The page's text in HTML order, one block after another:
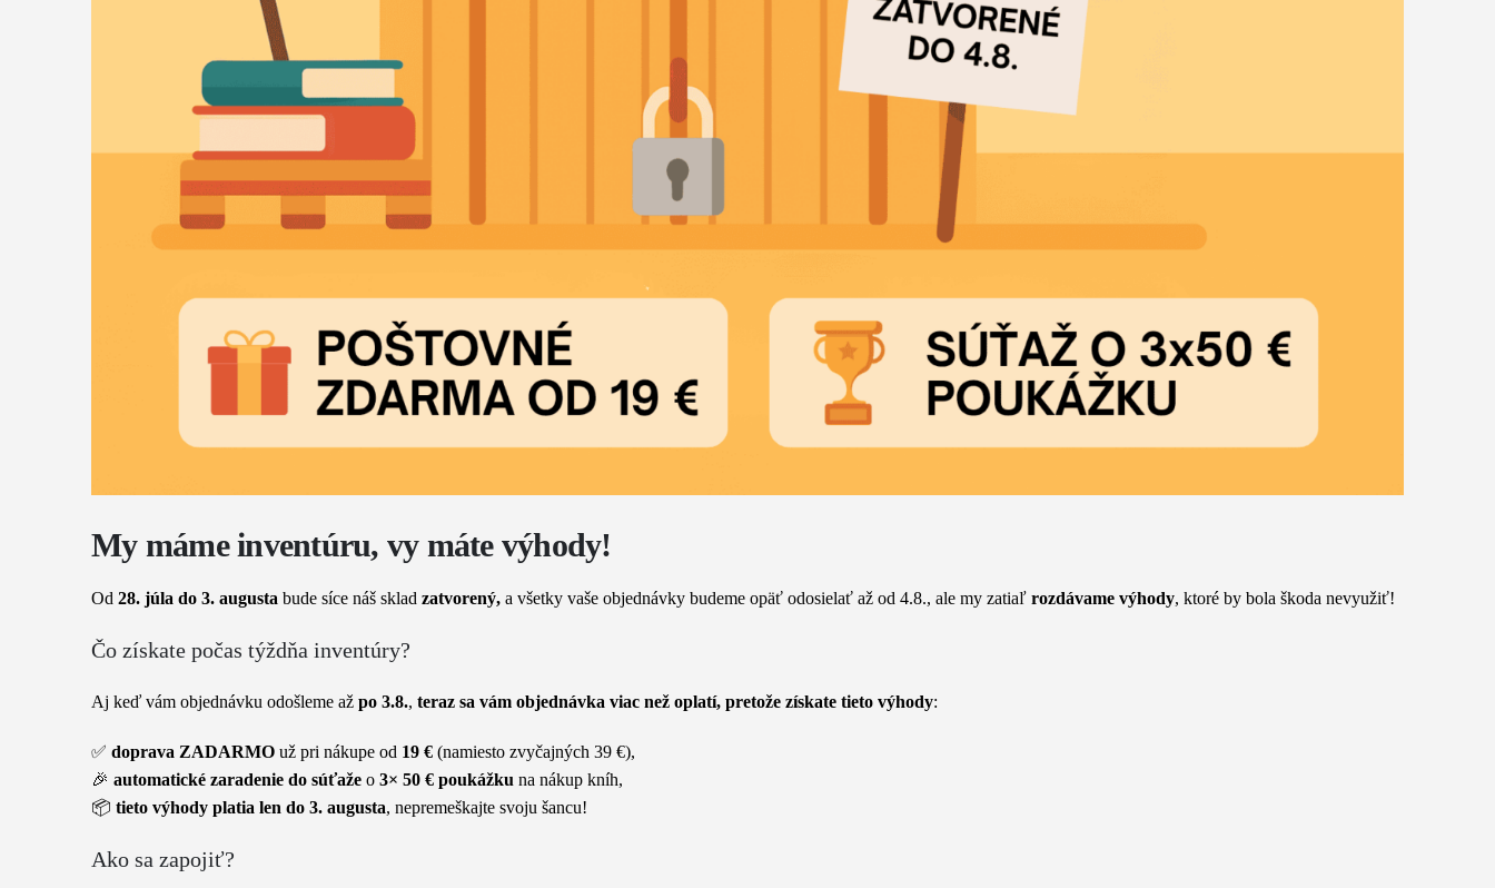
My máme inventúru, vy máte výhody!
Od 28. júla do 3. augusta bude síce náš sklad zatvorený, a všetky vaše objednávky budeme opäť odosielať až od 4.8., ale my zatiaľ rozdávame výhody, ktoré by bola škoda nevyužiť!
Čo získate počas týždňa inventúry?
Aj keď vám objednávku odošleme až po 3.8., teraz sa vám objednávka viac než oplatí, pretože získate tieto výhody:
✅ doprava ZADARMO už pri nákupe od 19 € (namiesto zvyčajných 39 €),
🎉 automatické zaradenie do súťaže o 3× 50 € poukážku na nákup kníh,
📦 tieto výhody platia len do 3. augusta, nepremeškajte svoju šancu!
Ako sa zapojiť?